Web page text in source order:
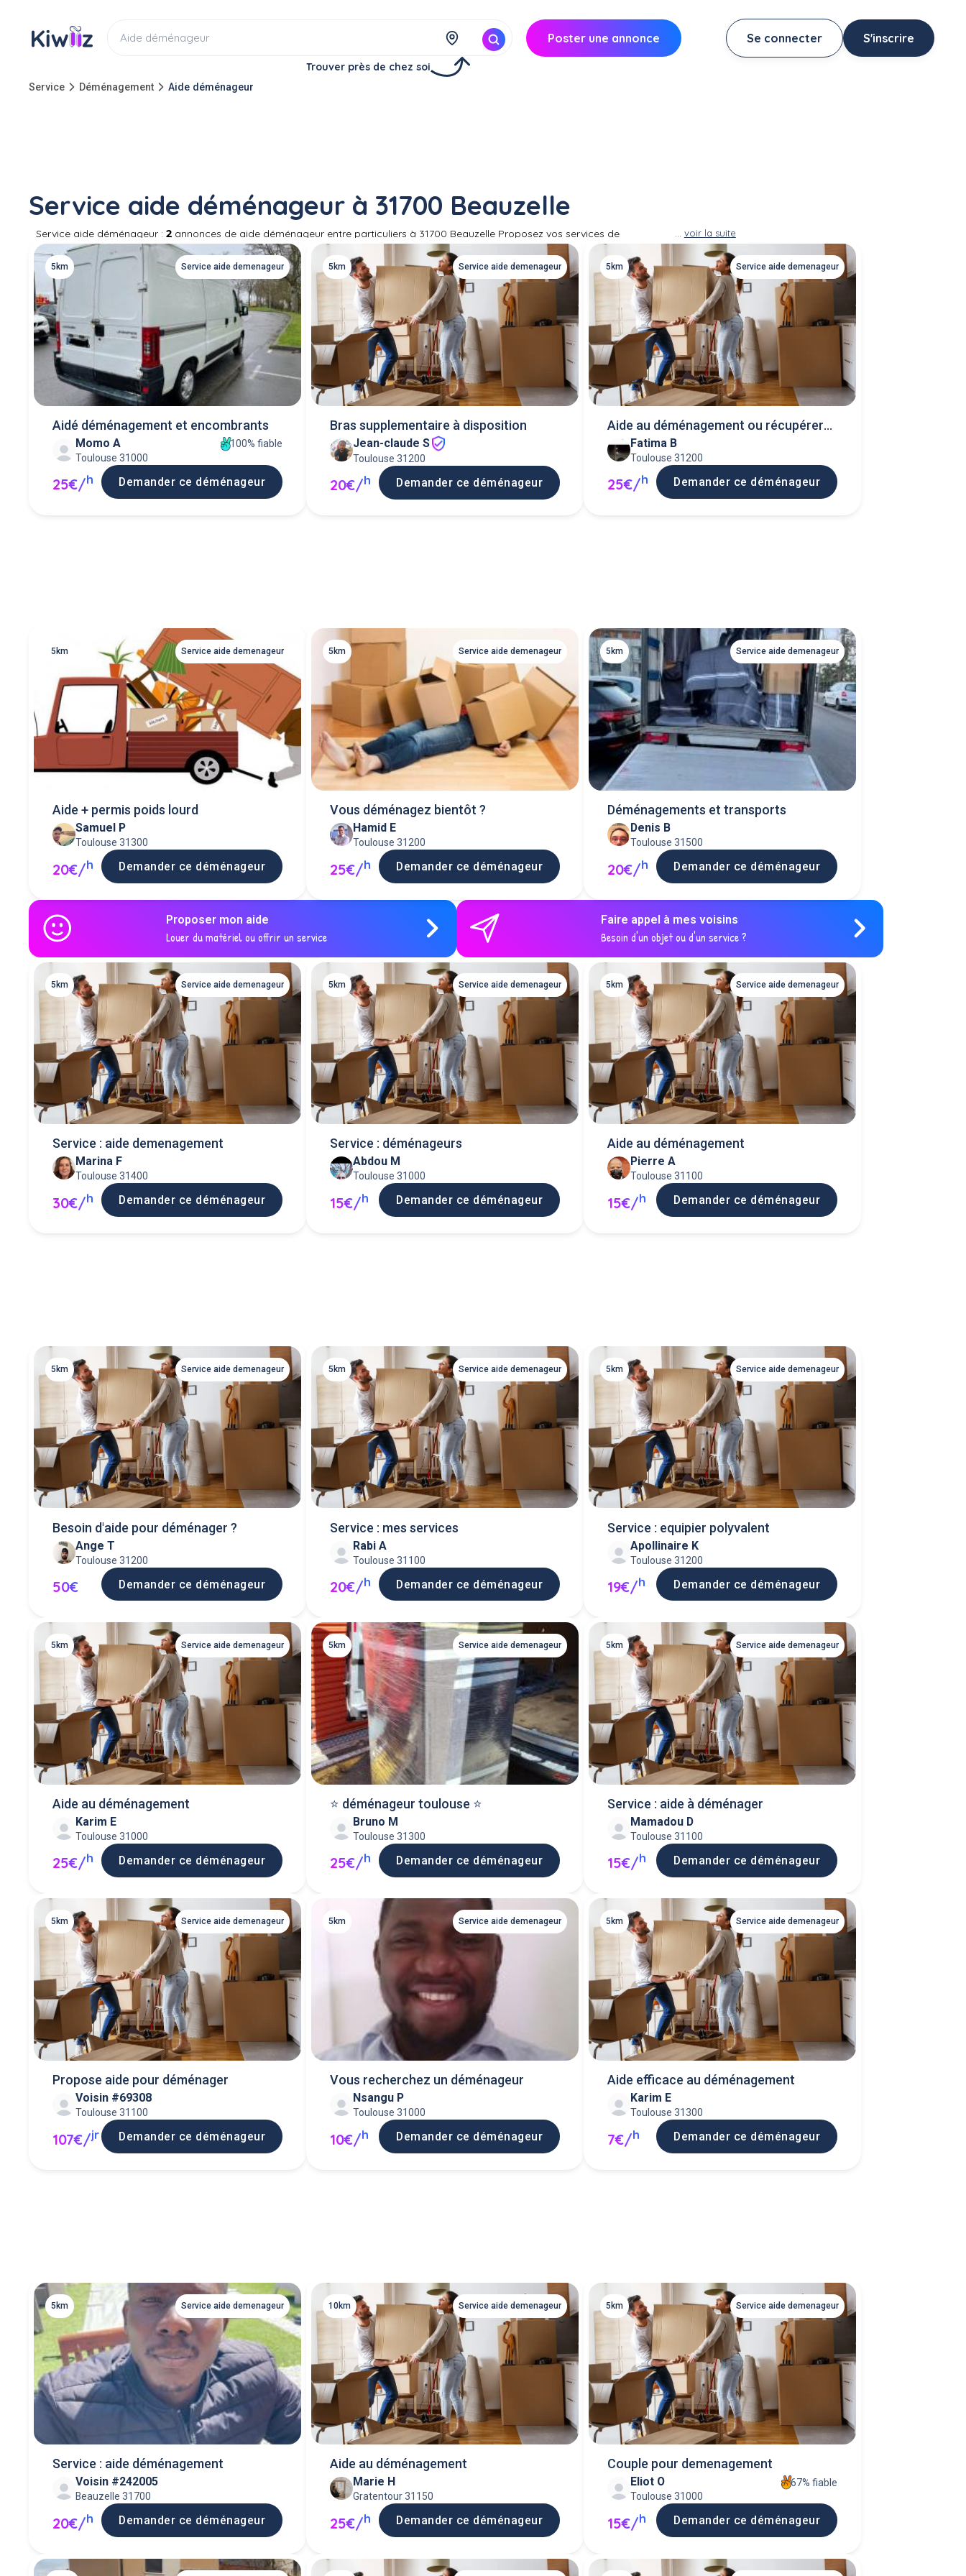
Trouver près de chez soi
Poster une annonce Se connecter S'inscrire
Service Déménagement Aide déménageur
Service aide déménageur à 31700 Beauzelle
Service aide déménageur : 2 annonces de aide déménageur entre particuliers à 31700 Beauzelle Proposez vos services de
déménageur particulier ou demandez à des particuliers de venir vous aider à déménager.
voir la suite
5km Service aide demenageur
Aidé déménagement et encombrants
Momo A
100% fiable
Toulouse 31000
25€/h Demander ce déménageur
5km Service aide demenageur
Bras supplementaire à disposition
Jean-claude S
Toulouse 31200
20€/h Demander ce déménageur
5km Service aide demenageur
Aide au déménagement ou récupérer
des meuble
Fatima B
Toulouse 31200
25€/h Demander ce déménageur
5km Service aide demenageur
Aide + permis poids lourd
Samuel P
Toulouse 31300
20€/h Demander ce déménageur
5km Service aide demenageur
Vous déménagez bientôt ?
Hamid E
Toulouse 31200
25€/h Demander ce déménageur
5km Service aide demenageur
Déménagements et transports
Denis B
Toulouse 31500
20€/h Demander ce déménageur
Proposer mon aide
Louer du matériel ou offrir un service
Faire appel à mes voisins
Besoin d'un objet ou d'un service ?
5km Service aide demenageur
Service : aide demenagement
Marina F
Toulouse 31400
30€/h Demander ce déménageur
5km Service aide demenageur
Service : déménageurs
Abdou M
Toulouse 31000
15€/h Demander ce déménageur
5km Service aide demenageur
Aide au déménagement
Pierre A
Toulouse 31100
15€/h Demander ce déménageur
5km Service aide demenageur
Besoin d'aide pour déménager ?
Ange T
Toulouse 31200
50€ Demander ce déménageur
5km Service aide demenageur
Service : mes services
Rabi A
Toulouse 31100
20€/h Demander ce déménageur
5km Service aide demenageur
Service : equipier polyvalent
Apollinaire K
Toulouse 31200
19€/h Demander ce déménageur
5km Service aide demenageur
Aide au déménagement
Karim E
Toulouse 31000
25€/h Demander ce déménageur
5km Service aide demenageur
⭐️ déménageur toulouse ⭐️
Bruno M
Toulouse 31300
25€/h Demander ce déménageur
5km Service aide demenageur
Service : aide à déménager
Mamadou D
Toulouse 31100
15€/h Demander ce déménageur
5km Service aide demenageur
Propose aide pour déménager
Voisin #69308
Toulouse 31100
107€/jr Demander ce déménageur
5km Service aide demenageur
Vous recherchez un déménageur
Nsangu P
Toulouse 31000
10€/h Demander ce déménageur
5km Service aide demenageur
Aide efficace au déménagement
Karim E
Toulouse 31300
7€/h Demander ce déménageur
5km Service aide demenageur
Service : aide déménagement
Voisin #242005
Beauzelle 31700
20€/h Demander ce déménageur
10km Service aide demenageur
Aide au déménagement
Marie H
Gratentour 31150
25€/h Demander ce déménageur
5km Service aide demenageur
Couple pour demenagement
Eliot O
67% fiable
Toulouse 31000
15€/h Demander ce déménageur